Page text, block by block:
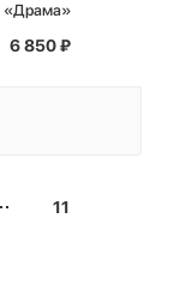
«Драма»
6 850₽
11